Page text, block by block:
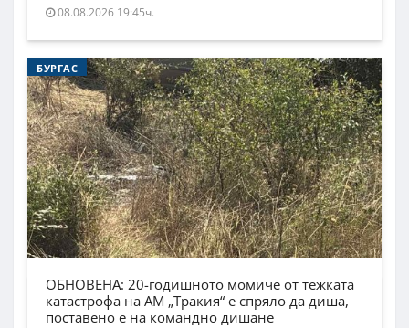
08.08.2026 19:45ч.
БУРГАС
ОБНОВЕНА: 20-годишното момиче от тежката
катастрофа на АМ „Тракия“ е спряло да диша,
поставено е на командно дишане